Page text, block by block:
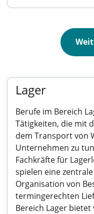
Lager
Berufe im Bereich
Tätigkeiten, die mit
dem Transport von
Unternehmen zu
Fachkräfte für
spielen eine
Organisation von
termingerechten
Bereich Lager bietet